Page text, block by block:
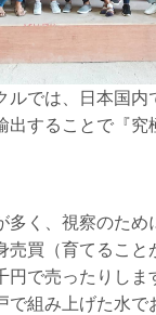
ルでは、日本国内
出することで『究
多く、視察のため
売買（育てること
円で売ったりしま
で組み上げた水で